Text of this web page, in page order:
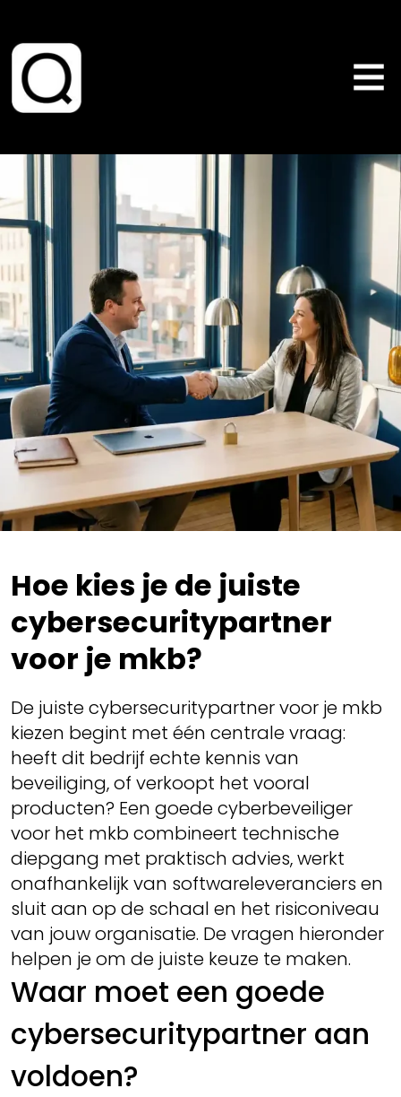
Hoe kies je de juiste
cybersecuritypartner
voor je mkb?
De juiste cybersecuritypartner voor je mkb
kiezen begint met één centrale vraag:
heeft dit bedrijf echte kennis van
beveiliging, of verkoopt het vooral
producten? Een goede cyberbeveiliger
voor het mkb combineert technische
diepgang met praktisch advies, werkt
onafhankelijk van softwareleveranciers en
sluit aan op de schaal en het risiconiveau
van jouw organisatie. De vragen hieronder
helpen je om de juiste keuze te maken.
Waar moet een goede
cybersecuritypartner aan
voldoen?